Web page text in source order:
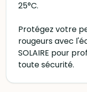
25°C.
Protégez votre
rougeurs avec
SOLAIRE pour
toute sécurité.